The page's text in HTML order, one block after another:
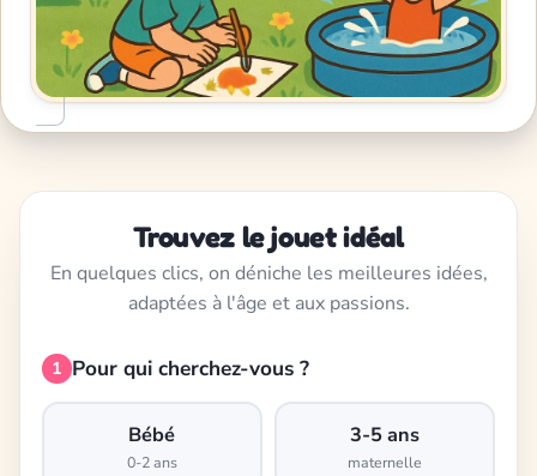
Trouvez le jouet idéal
En quelques clics, on déniche les meilleures idées,
adaptées à l'âge et aux passions.
1 Pour qui cherchez-vous ?
Bébé
0-2 ans
3-5 ans
maternelle